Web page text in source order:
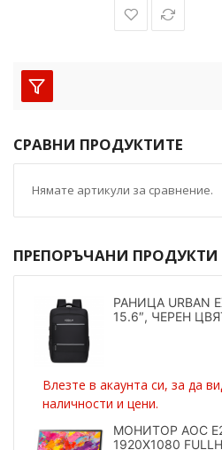
СРАВНИ ПРОДУКТИТЕ
Нямате артикули за сравнение.
ПРЕПОРЪЧАНИ ПРОДУКТИ
РАНИЦА URBAN
15.6″, ЧЕРЕН
Влезте в акаунта си, за да
наличности и цени.
МОНИТОР AOC
1920X1080